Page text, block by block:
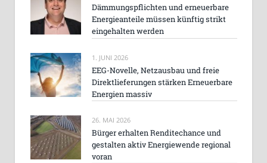
Dämmungspflichten und erneuerbare
Energieanteile müssen künftig strikt
eingehalten werden
1. JUNI 2026
EEG-Novelle, Netzausbau und freie
Direktlieferungen stärken Erneuerbare
Energien massiv
26. MAI 2026
Bürger erhalten Renditechance und
gestalten aktiv Energiewende regional
voran